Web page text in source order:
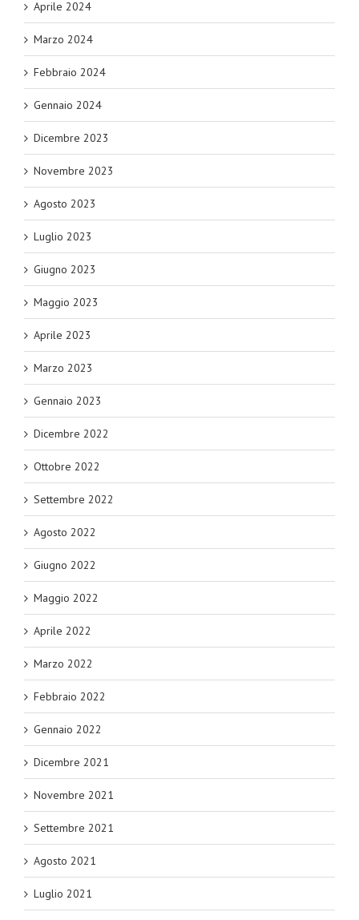
Aprile 2024
Marzo 2024
Febbraio 2024
Gennaio 2024
Dicembre 2023
Novembre 2023
Agosto 2023
Luglio 2023
Giugno 2023
Maggio 2023
Aprile 2023
Marzo 2023
Gennaio 2023
Dicembre 2022
Ottobre 2022
Settembre 2022
Agosto 2022
Giugno 2022
Maggio 2022
Aprile 2022
Marzo 2022
Febbraio 2022
Gennaio 2022
Dicembre 2021
Novembre 2021
Settembre 2021
Agosto 2021
Luglio 2021